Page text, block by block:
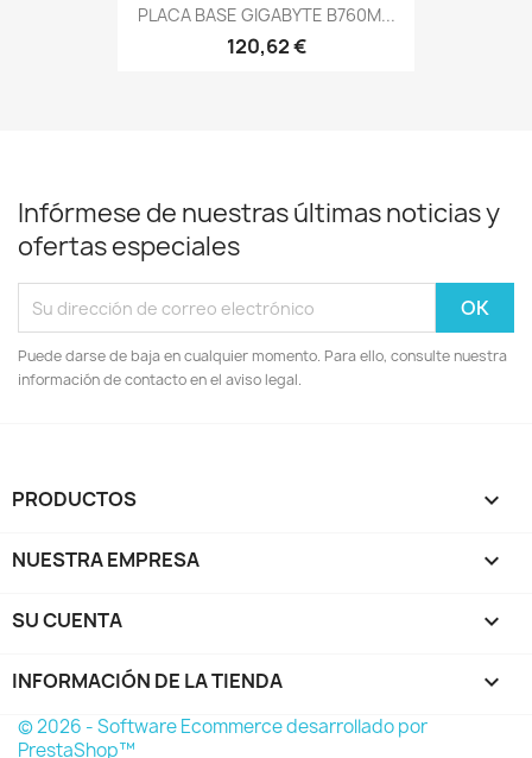
PLACA BASE GIGABYTE B760M...
120,62 €
Infórmese de nuestras últimas noticias y
ofertas especiales
Puede darse de baja en cualquier momento. Para ello, consulte nuestra
información de contacto en el aviso legal.
PRODUCTOS 
NUESTRA EMPRESA 
SU CUENTA 
INFORMACIÓN DE LA TIENDA keyboard_arrow_down
© 2026 - Software Ecommerce desarrollado por
PrestaShop™